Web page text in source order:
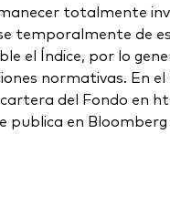
totalmente
temporalmente de
el Índice, por lo
normativas. En
del Fondo en
publica en